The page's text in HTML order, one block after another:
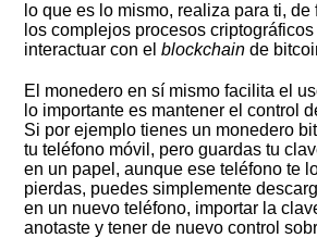
lo que es lo mismo, realiza para ti, de
los complejos procesos
interactuar con elblockchain de
El monedero en sí mismo facilita el
lo importante es mantener el control
Si por ejemplo tienes un monedero
tu teléfono móvil, pero guardas tu
en un papel, aunque ese teléfono te
pierdas, puedes simplemente
en un nuevo teléfono, importar la
anotaste y tener de nuevo control